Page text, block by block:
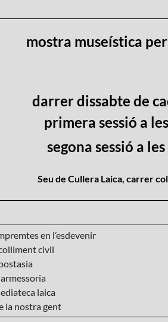
mostra museística
darrer dissabte de
primera sessió a
segona sessió a
Seu de Cullera Laica, carrer
en l’esdevenir
civil
laica
la nostra gent